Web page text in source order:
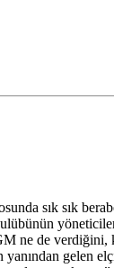
sık sık
ne de
gelen